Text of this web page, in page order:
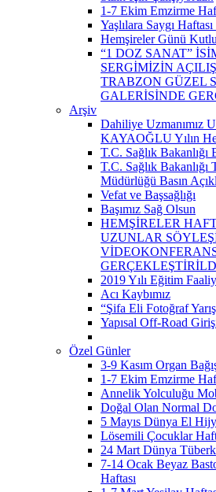
1-7 Ekim Emzirme
Yaşlılara Saygı
Hemşireler Günü
“1 DOZ SANAT”
SERGİMİZİN
TRABZON GÜZEL
GALERİSİNDE
Arşiv
Dahiliye Uzmanımız
KAYAOĞLU Yılın
T.C. Sağlık Bakanlığı
T.C. Sağlık Bakanlığı
Müdürlüğü Basın
Vefat ve Başsağlığı
Başımız Sağ Olsun
HEMŞİRELER
UZUNLAR
2019 Yılı Eğitim
Acı Kaybımız
“Şifa Eli Fotoğraf
Yapısal Off-Road
Özel Günler
3-9 Kasım Organ
1-7 Ekim Emzirme
Annelik Yolculuğu
Doğal Olan Normal
5 Mayıs Dünya El
Lösemili Çocuklar
24 Mart Dünya
7-14 Ocak Beyaz
Haftası